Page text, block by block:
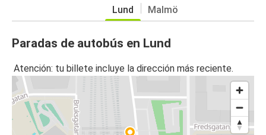
Lund Malmö
Paradas de autobús en Lund
Atención: tu billete incluye la dirección más reciente.